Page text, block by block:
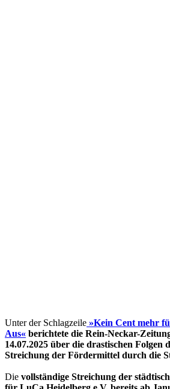
Unter der Schlagzeile »Kein Cent mehr
Aus« berichtete die Rein-Neckar-
14.07.2025 über die drastischen Folgen
Streichung der Fördermittel durch die
Die vollständige Streichung der